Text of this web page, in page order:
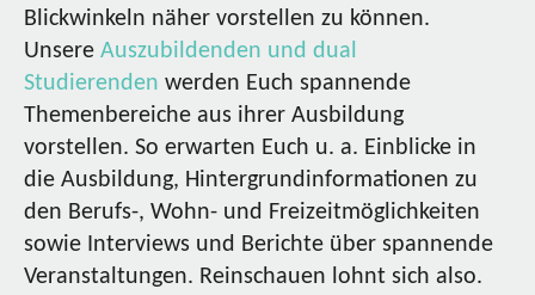
Blickwinkeln näher vorstellen zu können.
Unsere Auszubildenden und dual
Studierenden werden Euch spannende
Themenbereiche aus ihrer Ausbildung
vorstellen. So erwarten Euch u. a. Einblicke in
die Ausbildung, Hintergrundinformationen zu
den Berufs-, Wohn- und Freizeitmöglichkeiten
sowie Interviews und Berichte über spannende
Veranstaltungen. Reinschauen lohnt sich also.